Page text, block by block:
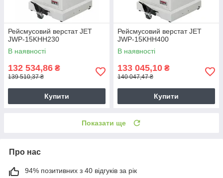
Рейсмусовий верстат JET
JWP-15KHH230
В наявності
132 534,86 ₴
139 510,37 ₴
Купити
Рейсмусовий верстат JET
JWP-15KHH400
В наявності
133 045,10 ₴
140 047,47 ₴
Купити
Показати ще
Про нас
94% позитивних з 40 відгуків за рік